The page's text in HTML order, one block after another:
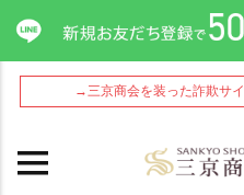
→三京商会を装った詐欺サ